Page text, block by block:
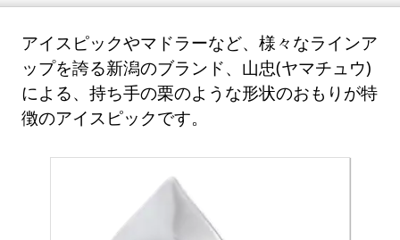
アイスピックやマドラーなど、様々なラインア
ップを誇る新潟のブランド、山忠(ヤマチュウ)
による、持ち手の栗のような形状のおもりが特
徴のアイスピックです。